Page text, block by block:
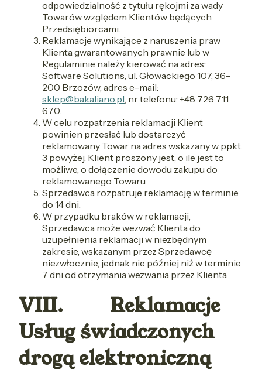
odpowiedzialność z tytułu rękojmi za wady
Towarów względem Klientów będących
Przedsiębiorcami.
Reklamacje wynikające z naruszenia praw
Klienta gwarantowanych prawnie lub w
Regulaminie należy kierować na adres:
Software Solutions, ul. Głowackiego 107, 36-
200 Brzozów, adres e-mail:
sklep@bakaliano.pl, nr telefonu: +48 726 711
670.
W celu rozpatrzenia reklamacji Klient
powinien przesłać lub dostarczyć
reklamowany Towar na adres wskazany w ppkt.
3 powyżej. Klient proszony jest, o ile jest to
możliwe, o dołączenie dowodu zakupu do
reklamowanego Towaru.
Sprzedawca rozpatruje reklamację w terminie
do 14 dni.
W przypadku braków w reklamacji,
Sprzedawca może wezwać Klienta do
uzupełnienia reklamacji w niezbędnym
zakresie, wskazanym przez Sprzedawcę
niezwłocznie, jednak nie później niż w terminie
7 dni od otrzymania wezwania przez Klienta.
VIII. Reklamacje
Usług świadczonych
drogą elektroniczną